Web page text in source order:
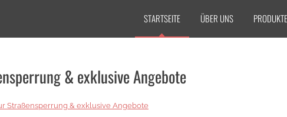
STARTSEITE ÜBER UNS PRODUKTE
& exklusive Angebote
Straßensperrung & exklusive Angebote